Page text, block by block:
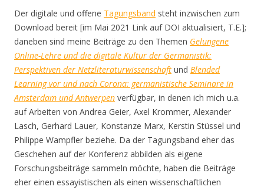
Der digitale und offene Tagungsband steht inzwischen zum
Download bereit [im Mai 2021 Link auf DOI aktualisiert, T.E.];
daneben sind meine Beiträge zu den Themen Gelungene
Online-Lehre und die digitale Kultur der Germanistik:
Perspektiven der Netzliteraturwissenschaft und Blended
Learning vor und nach Corona: germanistische Seminare in
Amsterdam und Antwerpen verfügbar, in denen ich mich u.a.
auf Arbeiten von Andrea Geier, Axel Krommer, Alexander
Lasch, Gerhard Lauer, Konstanze Marx, Kerstin Stüssel und
Philippe Wampfler beziehe. Da der Tagungsband eher das
Geschehen auf der Konferenz abbilden als eigene
Forschungsbeiträge sammeln möchte, haben die Beiträge
eher einen essayistischen als einen wissenschaftlichen